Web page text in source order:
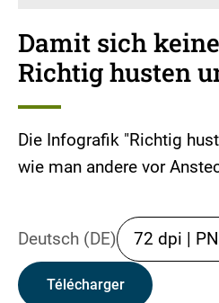
Damit sich
Richtig husten
Die Infografik "Richtig
wie man andere vor
Deutsch (DE) 72 dpi |
Télécharger